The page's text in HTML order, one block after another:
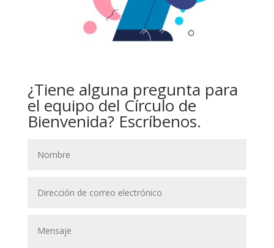
¿Tiene alguna pregunta para
el equipo del Círculo de
Bienvenida? Escríbenos.